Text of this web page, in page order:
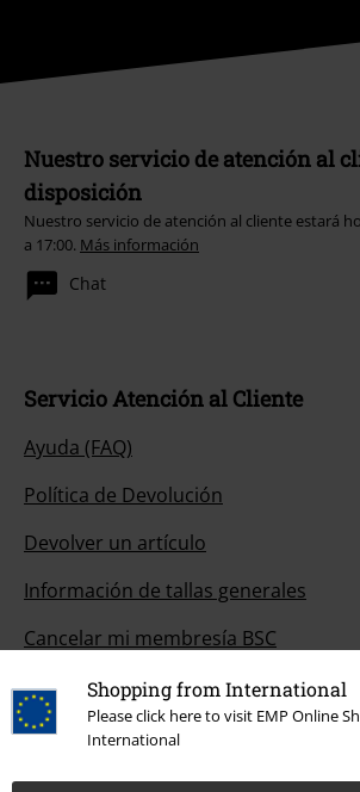
Shopping from International
Please click here to visit EMP Online
International
Nuestro servicio de atención al
disposición
Nuestro servicio de atención al cliente estará
a 17:00. Más información
Chat
Servicio Atención al Cliente
Ayuda (FAQ)
Política de Devolución
Devolver un artículo
Información de tallas generales
Cancelar mi membresía BSC
Métodos de pago